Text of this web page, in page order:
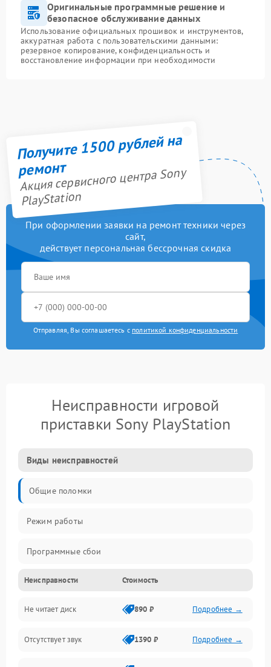
Оригинальные программные решение и
безопасное обслуживание данных
Использование официальных прошивок и инструментов,
аккуратная работа с пользовательскими данными:
резервное копирование, конфиденциальность и
восстановление информации при необходимости
Получите 1500 рублей на
ремонт
Акция сервисного центра Sony
PlayStation
При оформлении заявки на ремонт техники через
сайт,
действует персональная бессрочная скидка
Отправляя, Вы соглашаетесь с политикой конфиденциальности
Неисправности игровой
приставки Sony PlayStation
Виды неисправностей
Общие поломки
Режим работы
Программные сбои
Видео и HDMI
Звук и аудиовыходы
Диски и привод
Неисправности Стоимость
Не читает диск 890 ₽ Подробнее →
Отсутствует звук 1390 ₽ Подробнее →